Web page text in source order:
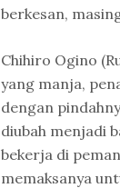
berkesan,
Chihiro Ogino
yang manja,
dengan
diubah menjadi
bekerja di
memaksanya